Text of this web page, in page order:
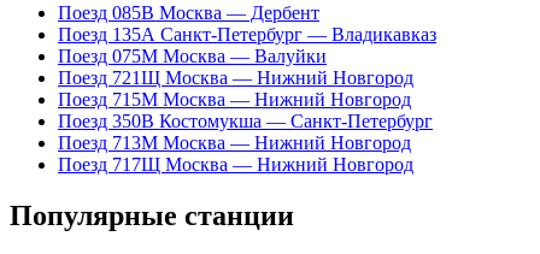
Поезд 085В Москва — Дербент
Поезд 135А Санкт-Петербург — Владикавказ
Поезд 075М Москва — Валуйки
Поезд 721Щ Москва — Нижний Новгород
Поезд 715М Москва — Нижний Новгород
Поезд 350В Костомукша — Санкт-Петербург
Поезд 713М Москва — Нижний Новгород
Поезд 717Щ Москва — Нижний Новгород
Популярные станции